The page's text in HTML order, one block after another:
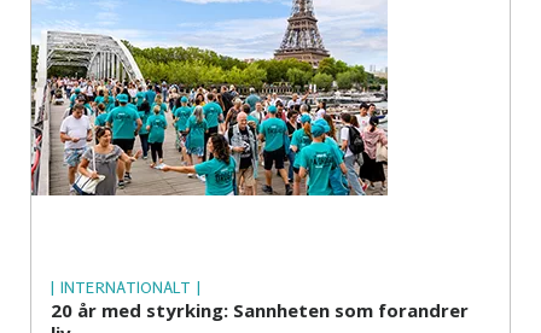
| INTERNATIONALT |
20 år med styrking: Sannheten som forandrer